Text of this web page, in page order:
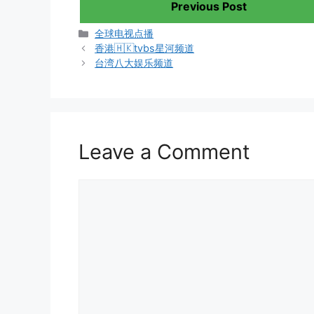
Previous Post
Categories
全球电视点播
香港🇭🇰tvbs星河频道
台湾八大娱乐频道
Leave a Comment